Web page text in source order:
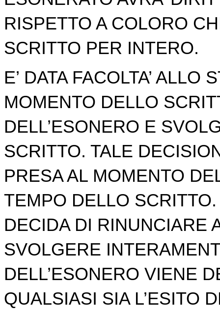
RISPETTO A COLORO
SCRITTO PER INTERO.
E’ DATA FACOLTA’
MOMENTO DELLO
DELL’ESONERO E
SCRITTO. TALE
PRESA AL MOMENTO
TEMPO DELLO
DECIDA DI RINUNCIARE
SVOLGERE
DELL’ESONERO VIENE
QUALSIASI SIA L’ESITO